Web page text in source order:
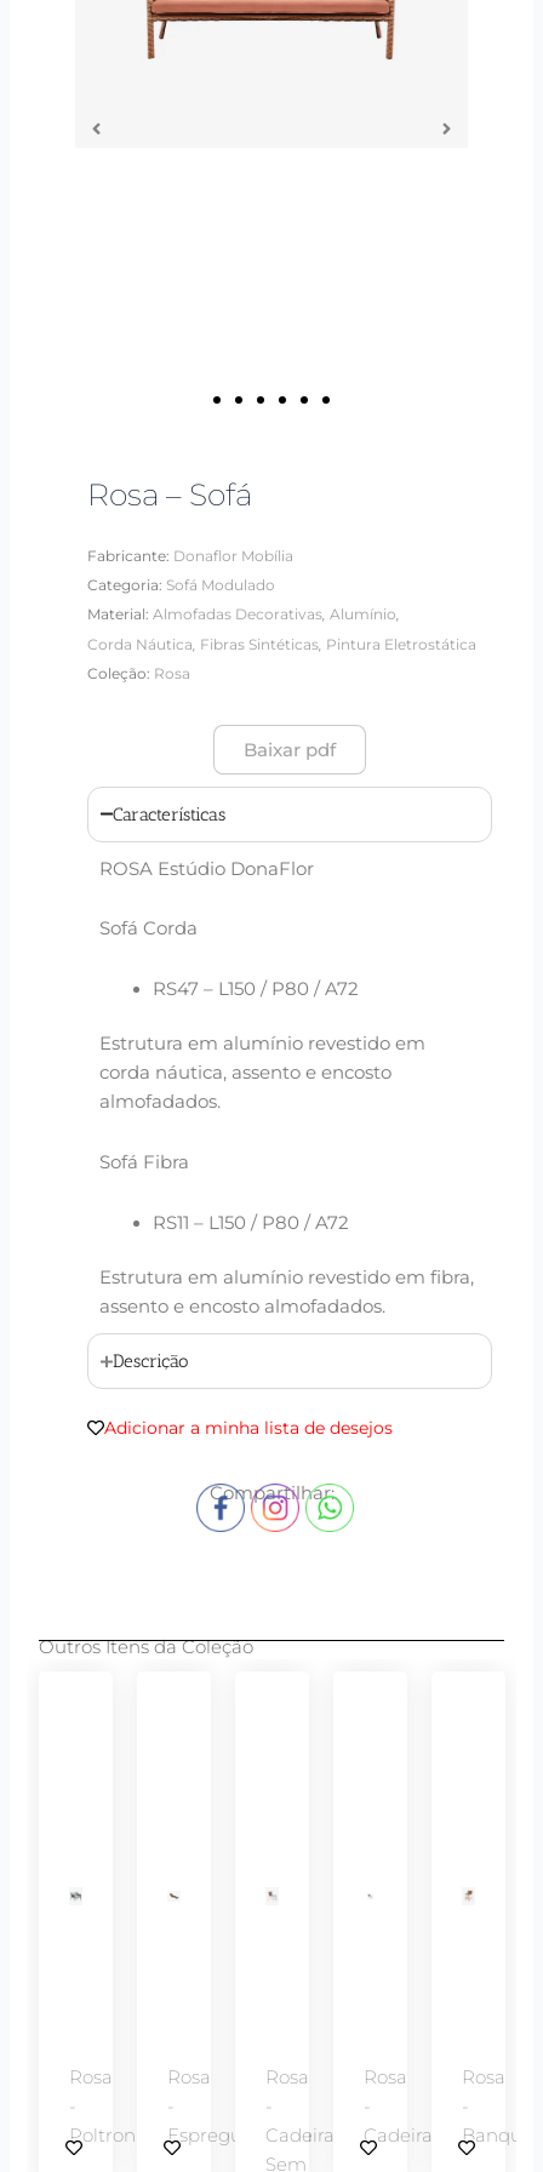
Rosa – Sofá
Fabricante: Donaflor Mobília
Categoria: Sofá Modulado
Material:Almofadas Decorativas Alumínio
Corda Náutica Fibras Sintéticas Pintura Eletrostática
Coleção: Rosa
Baixar pdf
Características
ROSA Estúdio DonaFlor
Sofá Corda
RS47 – L150 / P80 / A72
Estrutura em alumínio revestido em
corda náutica, assento e encosto
almofadados.
Sofá Fibra
RS11 – L150 / P80 / A72
Estrutura em alumínio revestido em fibra,
assento e encosto almofadados.
Descrição
Adicionar a minha lista de desejos
Compartilhar:
Outros Itens da Coleção
Rosa
-
Poltrona
Rosa
-
Espreguiçadeira
Rosa
-
Cadeira
Sem
Rosa
-
Cadeira
Rosa
-